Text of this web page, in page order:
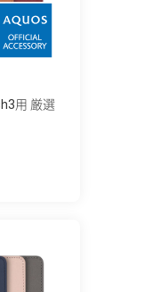
用 厳選